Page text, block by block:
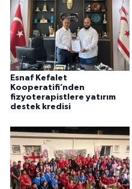
Esnaf Kefalet
Kooperatifi’nden
fizyoterapistlere yatırım
destek kredisi